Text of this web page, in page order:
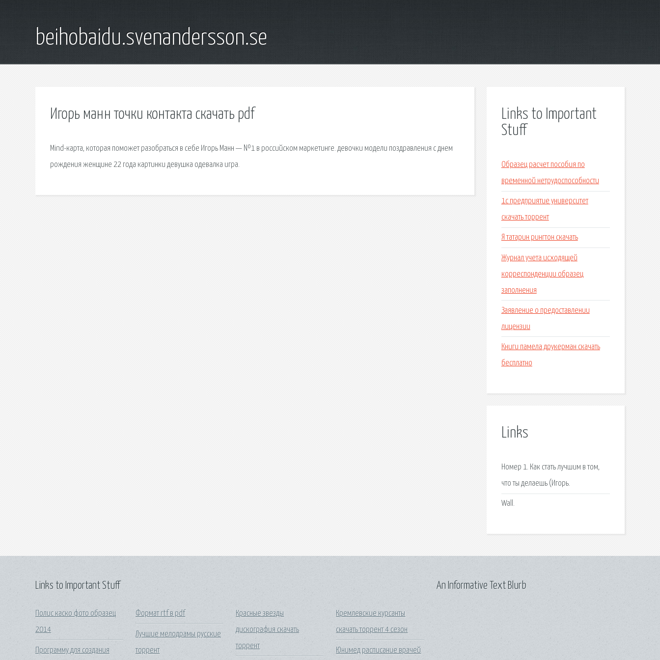
beihobaidu.svenandersson.se
Игорь манн точки контакта скачать pdf
Mind-карта, которая поможет разобраться в себе Игорь Манн — №1 в российском маркетинге. девочки модели поздравления с днем
рождения женщине 22 года картинки девушка одевалка игра.
Links to Important
Stuff
Образец расчет пособия по
временной нетрудоспособности
1с предприятие университет
скачать торрент
Я татарин рингтон скачать
Журнал учета исходящей
корреспонденции образец
заполнения
Заявление о предоставлении
лицензии
Книги памела друкерман скачать
бесплатно
Links
Номер 1. Как стать лучшим в том,
что ты делаешь (Игорь.
Wall.
Links to Important Stuff
Полис каско фото образец
2014
Программу для создания
Формат rtf в pdf
Лучшие мелодрамы русские
торрент
Красные звезды
дискография скачать
торрент
Кремлевские курсанты
скачать торрент 4 сезон
Юнимед расписание врачей
An Informative Text Blurb